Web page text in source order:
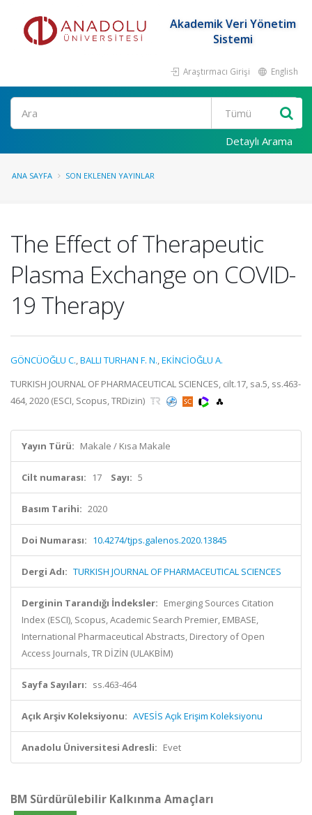
Akademik Veri Yönetim
Sistemi
Araştırmacı Girişi English
Ara
Detaylı Arama
ANA SAYFA SON EKLENEN YAYINLAR
The Effect of Therapeutic
Plasma Exchange on COVID-
19 Therapy
GÖNCÜOĞLU C.,BALLI TURHAN F. N.,EKİNCİOĞLU A.
TURKISH JOURNAL OF PHARMACEUTICAL SCIENCES, cilt.17, sa.5, ss.463-
464, 2020 (ESCI, Scopus, TRDizin)
Yayın Türü: Makale / Kısa Makale
Cilt numarası: 17 Sayı: 5
Basım Tarihi: 2020
Doi Numarası: 10.4274/tjps.galenos.2020.13845
Dergi Adı: TURKISH JOURNAL OF PHARMACEUTICAL SCIENCES
Derginin Tarandığı İndeksler: Emerging Sources Citation
Index (ESCI), Scopus, Academic Search Premier, EMBASE,
International Pharmaceutical Abstracts, Directory of Open
Access Journals, TR DİZİN (ULAKBİM)
Sayfa Sayıları: ss.463-464
Açık Arşiv Koleksiyonu: AVESİS Açık Erişim Koleksiyonu
Anadolu Üniversitesi Adresli: Evet
BM Sürdürülebilir Kalkınma Amaçları